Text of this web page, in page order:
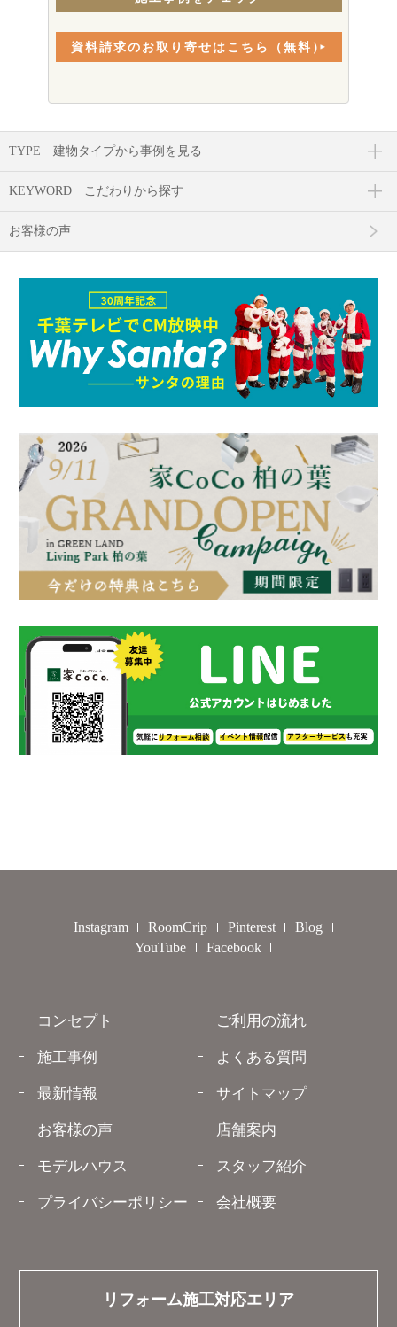
資料請求のお取り寄せはこちら（無料）
TYPE 建物タイプから事例を見る
KEYWORD こだわりから探す
お客様の声
Instagram RoomCrip Pinterest
Blog
YouTube
Facebook
コンセプト
施工事例
最新情報
お客様の声
モデルハウス
プライバシーポリシー
ご利用の流れ
よくある質問
サイトマップ
店舗案内
スタッフ紹介
会社概要
リフォーム施工対応エリア